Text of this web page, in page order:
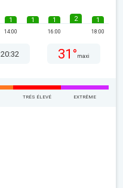
1
14:00
1 1
16:00
2 1
18:00
20:32 31° maxi
TRÉS ÉLEVÉ EXTRÊME